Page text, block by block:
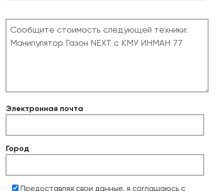
Электронная почта
Город
Предоставляя свои данные, я соглашаюсь с